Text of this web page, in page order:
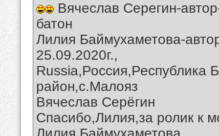
Вячеслав Серегин-
батон
Лилия Баймухаметова-
25.09.2020г.,
Russia,Россия,Республика
район,с.Малояз
Вячеслав Серёгин
Спасибо,Лилия,за ролик к